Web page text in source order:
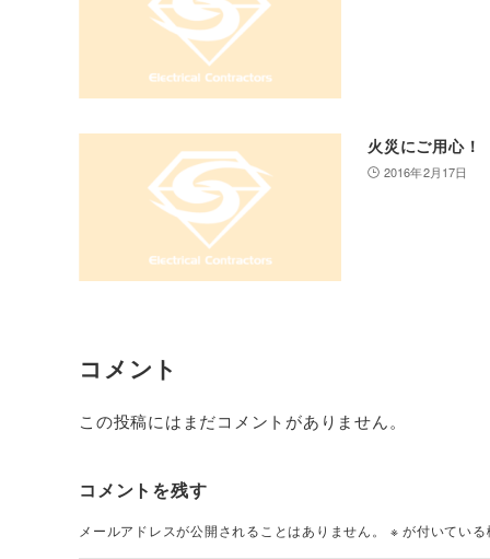
火災にご用心！
2016年2月17日
コメント
この投稿にはまだコメントがありません。
コメントを残す
メールアドレスが公開されることはありません。 ※ が付いてい